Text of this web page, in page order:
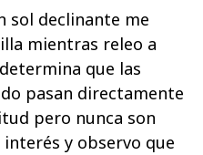
sol declinante me
mientras releo a
que las
pasan directamente
pero nunca son
y observo que